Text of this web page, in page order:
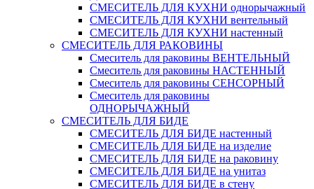
СМЕСИТЕЛЬ ДЛЯ КУХНИ однорычажный
СМЕСИТЕЛЬ ДЛЯ КУХНИ вентельный
СМЕСИТЕЛЬ ДЛЯ КУХНИ настенный
СМЕСИТЕЛЬ ДЛЯ РАКОВИНЫ
Смеситель для раковины ВЕНТЕЛЬНЫЙ
Смеситель для раковины НАСТЕННЫЙ
Смеситель для раковины СЕНСОРНЫЙ
Смеситель для раковины
ОДНОРЫЧАЖНЫЙ
СМЕСИТЕЛЬ ДЛЯ БИДЕ
СМЕСИТЕЛЬ ДЛЯ БИДЕ настенный
СМЕСИТЕЛЬ ДЛЯ БИДЕ на изделие
СМЕСИТЕЛЬ ДЛЯ БИДЕ на раковину
СМЕСИТЕЛЬ ДЛЯ БИДЕ на унитаз
СМЕСИТЕЛЬ ДЛЯ БИДЕ в стену